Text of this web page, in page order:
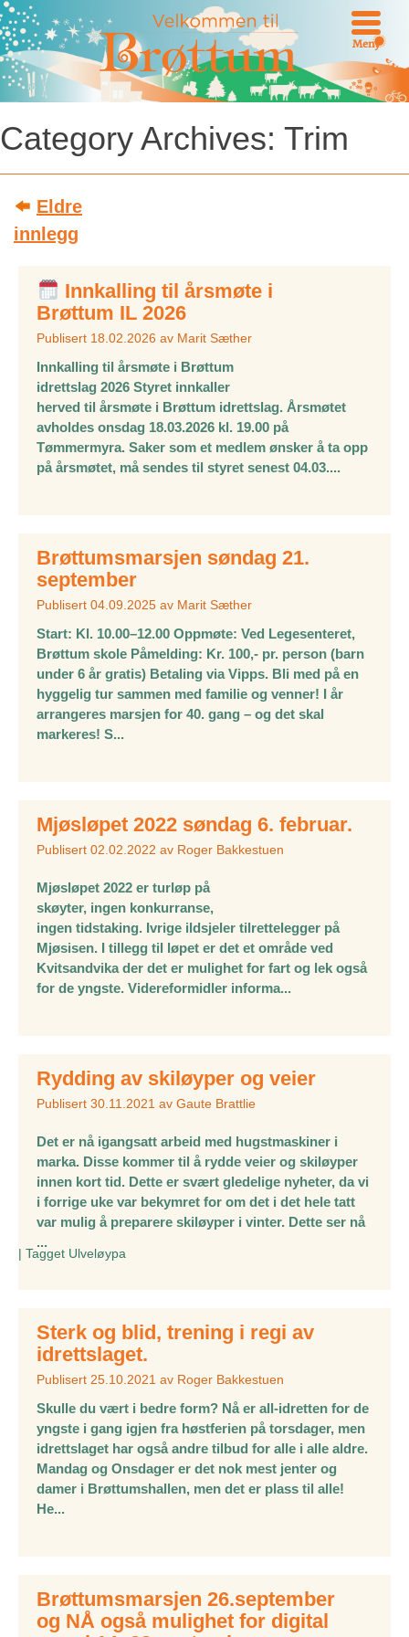
Meny
Category Archives: Trim
Post
navigation
Eldre
innlegg
Innkalling til årsmøte i
Brøttum IL 2026
Publisert 18.02.2026 av Marit Sæther
Innkalling til årsmøte i Brøttum
idrettslag 2026 Styret innkaller
herved til årsmøte i Brøttum idrettslag. Årsmøtet
avholdes onsdag 18.03.2026 kl. 19.00 på
Tømmermyra. Saker som et medlem ønsker å ta opp
på årsmøtet, må sendes til styret senest 04.03....
Brøttumsmarsjen søndag 21.
september
Publisert 04.09.2025 av Marit Sæther
Start: Kl. 10.00–12.00 Oppmøte: Ved Legesenteret,
Brøttum skole Påmelding: Kr. 100,- pr. person (barn
under 6 år gratis) Betaling via Vipps. Bli med på en
hyggelig tur sammen med familie og venner! I år
arrangeres marsjen for 40. gang – og det skal
markeres! S...
Mjøsløpet 2022 søndag 6. februar.
Publisert 02.02.2022 av Roger Bakkestuen
Mjøsløpet 2022 er turløp på
skøyter, ingen konkurranse,
ingen tidstaking. Ivrige ildsjeler tilrettelegger på
Mjøsisen. I tillegg til løpet er det et område ved
Kvitsandvika der det er mulighet for fart og lek også
for de yngste. Videreformidler informa...
Rydding av skiløyper og veier
Publisert 30.11.2021 av Gaute Brattlie
Det er nå igangsatt arbeid med hugstmaskiner i
marka. Disse kommer til å rydde veier og skiløyper
innen kort tid. Dette er svært gledelige nyheter, da vi
i forrige uke var bekymret for om det i det hele tatt
var mulig å preparere skiløyper i vinter. Dette ser nå
...
| Tagget Ulveløypa
Sterk og blid, trening i regi av
idrettslaget.
Publisert 25.10.2021 av Roger Bakkestuen
Skulle du vært i bedre form? Nå er all-idretten for de
yngste i gang igjen fra høstferien på torsdager, men
idrettslaget har også andre tilbud for alle i alle aldre.
Mandag og Onsdager er det nok mest jenter og
damer i Brøttumshallen, men det er plass til alle!
He...
Brøttumsmarsjen 26.september
og NÅ også mulighet for digital